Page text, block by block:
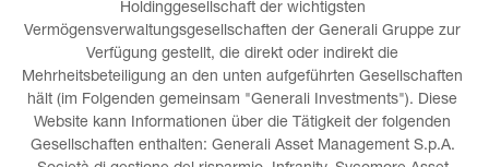
Holdinggesellschaft der wichtigsten
Vermögensverwaltungsgesellschaften der Generali Gruppe zur
Verfügung gestellt, die direkt oder indirekt die
Mehrheitsbeteiligung an den unten aufgeführten Gesellschaften
hält (im Folgenden gemeinsam "Generali Investments"). Diese
Website kann Informationen über die Tätigkeit der folgenden
Gesellschaften enthalten: Generali Asset Management S.p.A.